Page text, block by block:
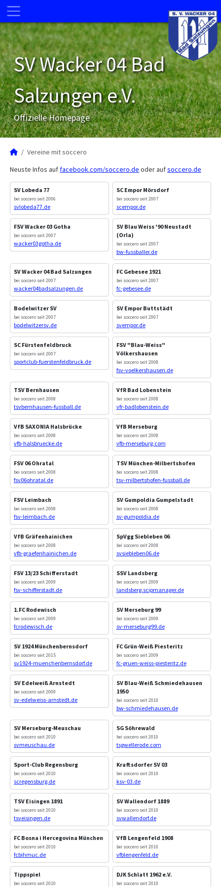
SV Wacker 04 Bad
Salzungen e.V.
Offizielle Homepage
Vereine mit soccero
Neuste Infos auffacebook.com/soccero.de oder aufsoccero.de
SV Lobeda 77
bei soccero seit 2006
svlobeda77.de
SC Empor Mörsdorf
bei soccero seit 2007
scempor.de
FSV Wacker 03 Gotha
bei soccero seit 2007
wacker03gotha.de
SV Blau Weiss '90 Neustadt
(Orla)
bei soccero seit 2007
bw-fussballer.de
SV Wacker 04 Bad Salzungen
bei soccero seit 2007
wacker04badsalzungen.de
FC Gebesee 1921
bei soccero seit 2007
fc-gebesee.de
Bodelwitzer SV
bei soccero seit 2007
bodelwitzersv.de
SV Empor Buttstädt
bei soccero seit 2007
svempor.de
SC Fürstenfeldbruck
bei soccero seit 2007
sportclub-fuerstenfeldbruck.de
FSV "Blau-Weiss"
Völkershausen
bei soccero seit 2008
fsv-voelkershausen.de
TSV Bernhausen
bei soccero seit 2008
tsvbernhausen-fussball.de
VfR Bad Lobenstein
bei soccero seit 2008
vfr-badlobenstein.de
VfB SAXONIA Halsbrücke
bei soccero seit 2008
vfb-halsbruecke.de
VfB Merseburg
bei soccero seit 2008
vfb-merseburg.com
FSV 06 Ohratal
bei soccero seit 2008
fsv06ohratal.de
TSV München-Milbertshofen
bei soccero seit 2008
tsv-milbertshofen-fussball.de
FSV Leimbach
bei soccero seit 2008
fsv-leimbach.de
SV Gumpoldia Gumpelstadt
bei soccero seit 2008
sv-gumpoldia.de
VfB Gräfenhainichen
bei soccero seit 2008
vfb-graefenhainichen.de
SpVgg Siebleben 06
bei soccero seit 2008
svsiebleben06.de
FSV 13/23 Schifferstadt
bei soccero seit 2009
fsv-schifferstadt.de
SSV Landsberg
bei soccero seit 2009
landsberg.scipmanager.de
1.FC Rodewisch
bei soccero seit 2009
fcrodewisch.de
SV Merseburg 99
bei soccero seit 2009
sv-merseburg99.de
SV 1924 Münchenbernsdorf
bei soccero seit 2015
sv1924-muenchenbernsdorf.de
FC Grün-Weiß Piesteritz
bei soccero seit 2009
fc-gruen-weiss-piesteritz.de
SV Edelweiß Arnstedt
bei soccero seit 2009
sv-edelweiss-arnstedt.de
SV Blau-Weiß Schmiedehausen
1950
bei soccero seit 2010
bw-schmiedehausen.de
SV Merseburg-Meuschau
bei soccero seit 2010
svmeuschau.de
SG Söhrewald
bei soccero seit 2010
tsgwellerode.com
Sport-Club Regensburg
bei soccero seit 2010
scregensburg.de
Kraftsdorfer SV 03
bei soccero seit 2010
ksv-03.de
TSV Eisingen 1891
bei soccero seit 2010
tsveisingen.de
SV Wallendorf 1889
bei soccero seit 2010
svwallendorf.de
FC Bosna i Hercegovina München
bei soccero seit 2010
fcbihmuc.de
VfB Lengenfeld 1908
bei soccero seit 2010
vfblengenfeld.de
Tippspiel
bei soccero seit 2010
DJK Schlatt 1962 e.V.
bei soccero seit 2010